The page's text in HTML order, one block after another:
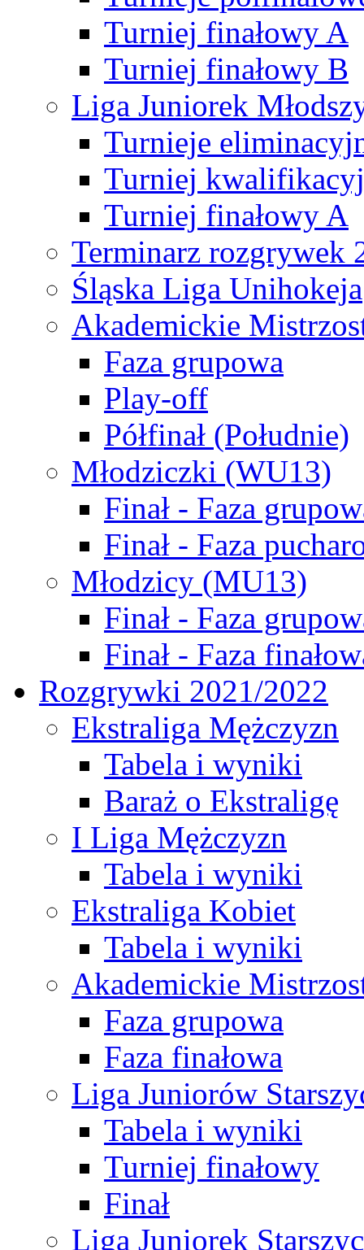
Turniej finałowy A
Turniej finałowy B
Liga Juniorek
Turnieje
Turniej
Turniej finałowy A
Terminarz rozgrywek
Śląska Liga Unihokeja
Akademickie
Faza grupowa
Play-off
Półfinał (Południe)
Młodziczki (WU13)
Finał - Faza
Finał - Faza
Młodzicy (MU13)
Finał - Faza
Finał - Faza
Rozgrywki 2021/2022
Ekstraliga Mężczyzn
Tabela i wyniki
Baraż o Ekstraligę
I Liga Mężczyzn
Tabela i wyniki
Ekstraliga Kobiet
Tabela i wyniki
Akademickie
Faza grupowa
Faza finałowa
Liga Juniorów
Tabela i wyniki
Turniej finałowy
Finał
Liga Juniorek